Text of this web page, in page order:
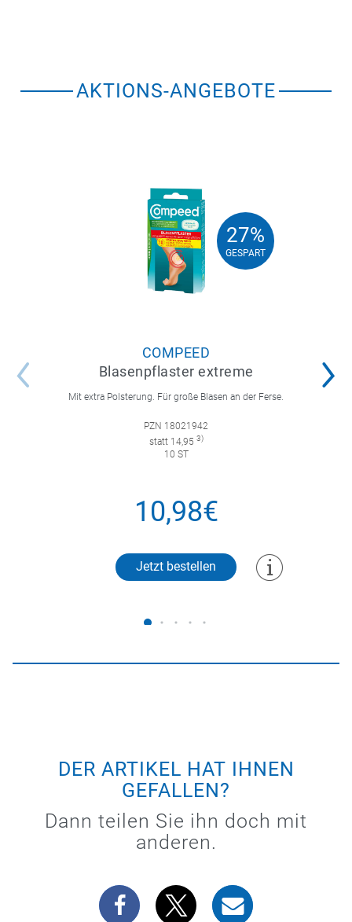
AKTIONS-ANGEBOTE
27%
GESPART
27%
GESPART
COMPEED
Blasenpflaster extreme
Mit extra Polsterung. Für große Blasen an der Ferse.
PZN 18021942
statt 14,95 3)
10 ST
10,98€
Jetzt bestellen
DER ARTIKEL HAT IHNEN
GEFALLEN?
Dann teilen Sie ihn doch mit
anderen.